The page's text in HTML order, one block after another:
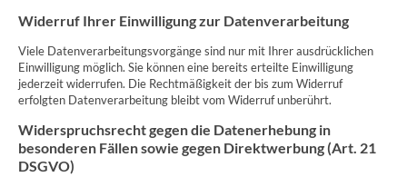
Widerruf Ihrer Einwilligung zur Datenverarbeitung
Viele Datenverarbeitungsvorgänge sind nur mit Ihrer ausdrücklichen
Einwilligung möglich. Sie können eine bereits erteilte Einwilligung
jederzeit widerrufen. Die Rechtmäßigkeit der bis zum Widerruf
erfolgten Datenverarbeitung bleibt vom Widerruf unberührt.
Widerspruchsrecht gegen die Datenerhebung in
besonderen Fällen sowie gegen Direktwerbung (Art. 21
DSGVO)